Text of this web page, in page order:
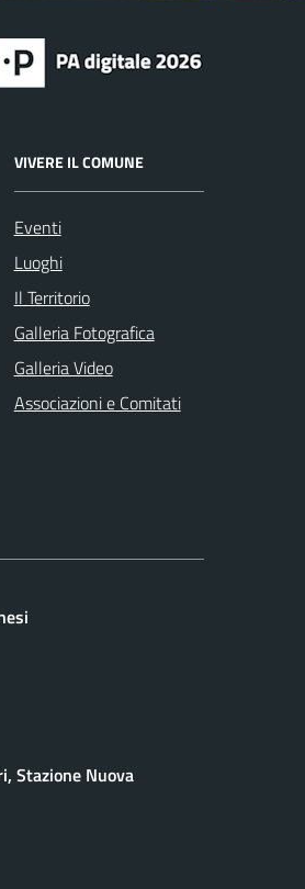
VIVERE IL COMUNE
Eventi
Luoghi
Il Territorio
Galleria Fotografica
Galleria Video
Associazioni e Comitati
Stazione Nuova